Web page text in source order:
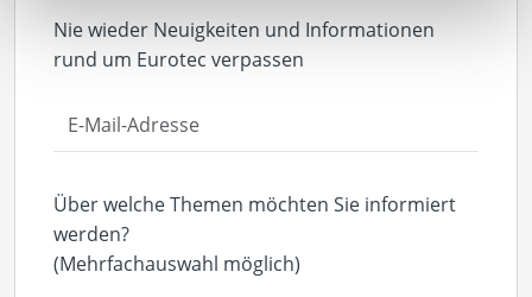
Nie wieder Neuigkeiten und Informationen
rund um Eurotec verpassen
Über welche Themen möchten Sie informiert
werden?
(Mehrfachauswahl möglich)